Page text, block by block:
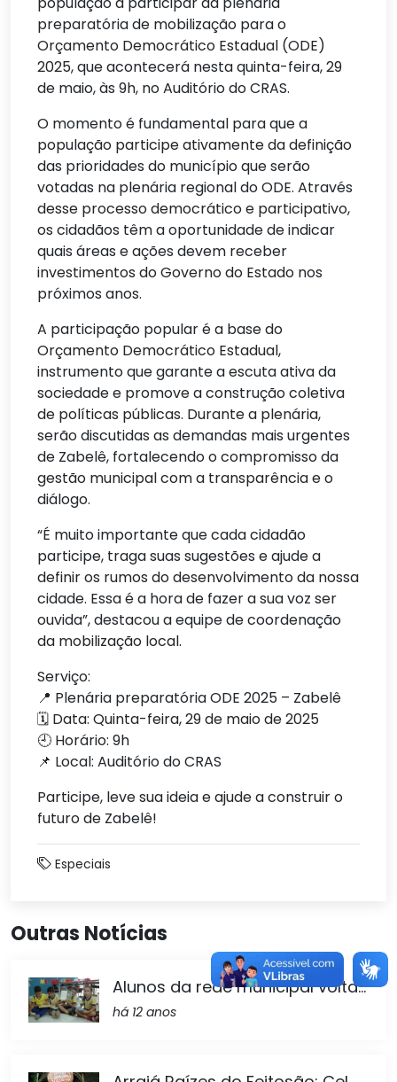
preparatória de mobilização para o
Orçamento Democrático Estadual (ODE)
2025, que acontecerá nesta quinta-feira, 29
de maio, às 9h, no Auditório do CRAS.
O momento é fundamental para que a
população participe ativamente da definição
das prioridades do município que serão
votadas na plenária regional do ODE. Através
desse processo democrático e participativo,
os cidadãos têm a oportunidade de indicar
quais áreas e ações devem receber
investimentos do Governo do Estado nos
próximos anos.
A participação popular é a base do
Orçamento Democrático Estadual,
instrumento que garante a escuta ativa da
sociedade e promove a construção coletiva
de políticas públicas. Durante a plenária,
serão discutidas as demandas mais urgentes
de Zabelê, fortalecendo o compromisso da
gestão municipal com a transparência e o
diálogo.
“É muito importante que cada cidadão
participe, traga suas sugestões e ajude a
definir os rumos do desenvolvimento da nossa
cidade. Essa é a hora de fazer a sua voz ser
ouvida”, destacou a equipe de coordenação
da mobilização local.
Serviço:
📍 Plenária preparatória ODE 2025 – Zabelê
🗓 Data: Quinta-feira, 29 de maio de 2025
🕘 Horário: 9h
📌 Local: Auditório do CRAS
Participe, leve sua ideia e ajude a construir o
futuro de Zabelê!
Especiais
Outras Notícias
Alunos da rede municipal volta...
há 12 anos